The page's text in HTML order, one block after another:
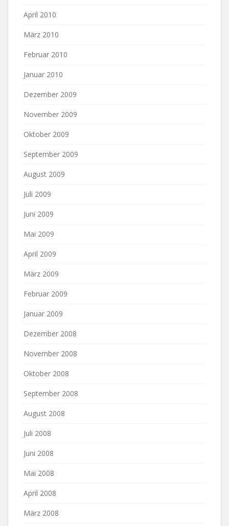
April 2010
März 2010
Februar 2010
Januar 2010
Dezember 2009
November 2009
Oktober 2009
September 2009
August 2009
Juli 2009
Juni 2009
Mai 2009
April 2009
März 2009
Februar 2009
Januar 2009
Dezember 2008
November 2008
Oktober 2008
September 2008
August 2008
Juli 2008
Juni 2008
Mai 2008
April 2008
März 2008